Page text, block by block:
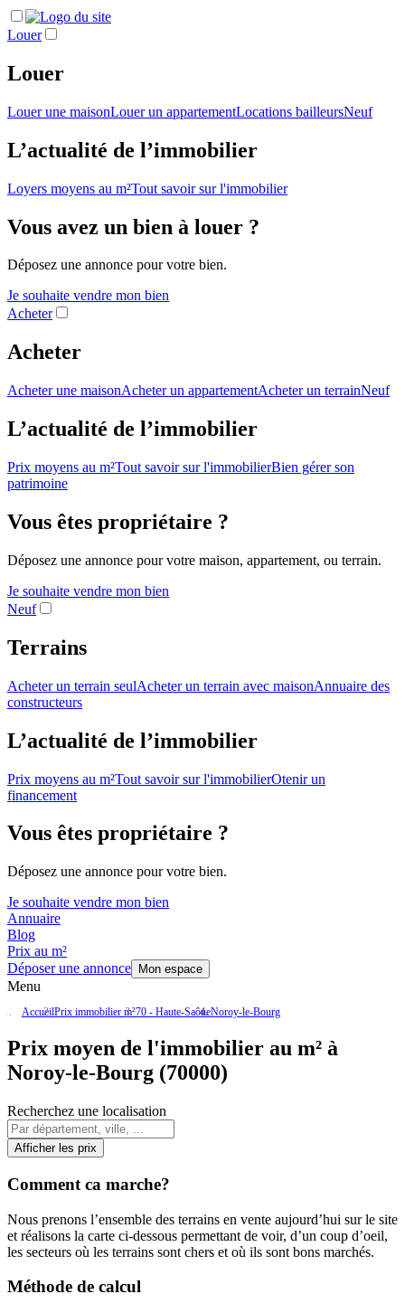
Louer
Louer
Louer une maisonLouer un appartementLocations bailleursNeuf
L’actualité de l’immobilier
Loyers moyens au m²Tout savoir sur l'immobilier
Vous avez un bien à louer ?
Déposez une annonce pour votre bien.
Je souhaite vendre mon bien
Acheter
Acheter
Acheter une maisonAcheter un appartementAcheter un terrainNeuf
L’actualité de l’immobilier
Prix moyens au m²Tout savoir sur l'immobilierBien gérer son
patrimoine
Vous êtes propriétaire ?
Déposez une annonce pour votre maison, appartement, ou terrain.
Je souhaite vendre mon bien
Neuf
Terrains
Acheter un terrain seulAcheter un terrain avec maisonAnnuaire des
constructeurs
L’actualité de l’immobilier
Prix moyens au m²Tout savoir sur l'immobilierOtenir un
financement
Vous êtes propriétaire ?
Déposez une annonce pour votre bien.
Je souhaite vendre mon bien
Annuaire
Blog
Prix au m²
Déposer une annonce
Mon espace
Menu
AccueilPrix immobilier m²70 - Haute-SaôneNoroy-le-Bourg
Prix moyen de l'immobilier au m² à
Noroy-le-Bourg (70000)
Recherchez une localisation
Afficher les prix
Comment ca marche?
Nous prenons l’ensemble des terrains en vente aujourd’hui sur le site
et réalisons la carte ci-dessous permettant de voir, d’un coup d’oeil,
les secteurs où les terrains sont chers et où ils sont bons marchés.
Méthode de calcul